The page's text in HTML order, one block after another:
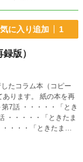
に入り追加 1
版）
たコラム本（コピー
紙の本を再
・・・「ときたま☆
）